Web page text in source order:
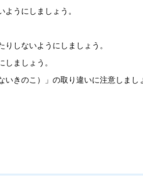
うにしましょう。
しないようにしましょう。
ましょう。
きのこ）」の取り違いに注意しまし